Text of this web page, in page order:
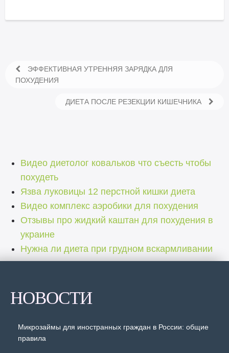
ЭФФЕКТИВНАЯ УТРЕННЯЯ ЗАРЯДКА ДЛЯ
ПОХУДЕНИЯ
ДИЕТА ПОСЛЕ РЕЗЕКЦИИ КИШЕЧНИКА
Видео диетолог ковальков что съесть чтобы
похудеть
Язва луковицы 12 перстной кишки диета
Видео комплекс аэробики для похудения
Отзывы про жидкий каштан для похудения в
украине
Нужна ли диета при грудном вскармливании
НОВОСТИ
Микрозаймы для иностранных граждан в России: общие
правила